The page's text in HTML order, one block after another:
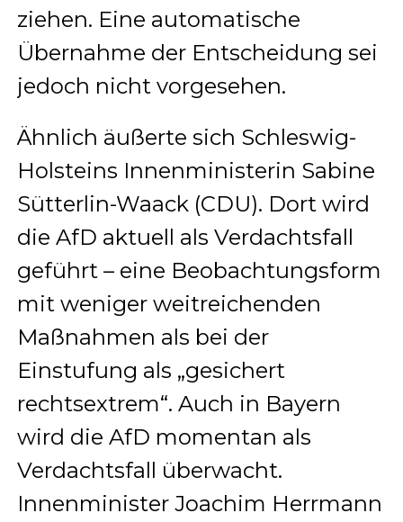
ziehen. Eine automatische
Übernahme der Entscheidung sei
jedoch nicht vorgesehen.
Ähnlich äußerte sich Schleswig-
Holsteins Innenministerin Sabine
Sütterlin-Waack (CDU). Dort wird
die AfD aktuell als Verdachtsfall
geführt – eine Beobachtungsform
mit weniger weitreichenden
Maßnahmen als bei der
Einstufung als „gesichert
rechtsextrem“. Auch in Bayern
wird die AfD momentan als
Verdachtsfall überwacht.
Innenminister Joachim Herrmann